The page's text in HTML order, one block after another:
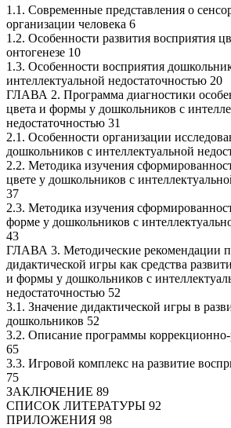
1.1. Современные представления о
организации человека 6
1.2. Особенности развития восприятия
онтогенезе 10
1.3. Особенности восприятия
интеллектуальной недостаточностью 20
ГЛАВА 2. Программа диагностики
цвета и формы у дошкольников с
недостаточностью 31
2.1. Особенности организации
дошкольников с интеллектуальной
2.2. Методика изучения
цвете у дошкольников с
37
2.3. Методика изучения
форме у дошкольников с
43
ГЛАВА 3. Методические рекомендации
дидактической игры как средства
и формы у дошкольников с
недостаточностью 52
3.1. Значение дидактической игры в
дошкольников 52
3.2. Описание программы
65
3.3. Игровой комплекс на развитие
75
ЗАКЛЮЧЕНИЕ 89
СПИСОК ЛИТЕРАТУРЫ 92
ПРИЛОЖЕНИЯ 98